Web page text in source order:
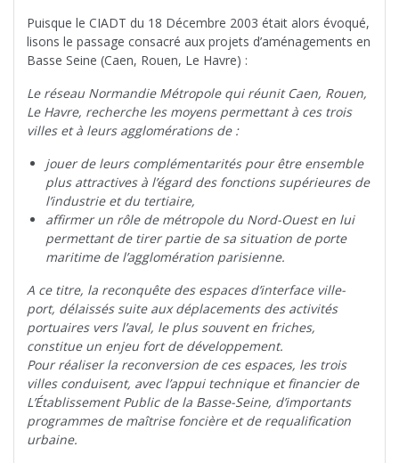
Puisque le CIADT du 18 Décembre 2003 était alors évoqué,
lisons le passage consacré aux projets d’aménagements en
Basse Seine (Caen, Rouen, Le Havre) :
Le réseau Normandie Métropole qui réunit Caen, Rouen,
Le Havre, recherche les moyens permettant à ces trois
villes et à leurs agglomérations de :
jouer de leurs complémentarités pour être ensemble
plus attractives à l’égard des fonctions supérieures de
l’industrie et du tertiaire,
affirmer un rôle de métropole du Nord-Ouest en lui
permettant de tirer partie de sa situation de porte
maritime de l’agglomération parisienne.
A ce titre, la reconquête des espaces d’interface ville-
port, délaissés suite aux déplacements des activités
portuaires vers l’aval, le plus souvent en friches,
constitue un enjeu fort de développement.
Pour réaliser la reconversion de ces espaces, les trois
villes conduisent, avec l’appui technique et financier de
L’Établissement Public de la Basse-Seine, d’importants
programmes de maîtrise foncière et de requalification
urbaine.